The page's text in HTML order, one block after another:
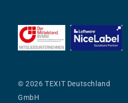
© 2026 TEXIT Deutschland
GmbH